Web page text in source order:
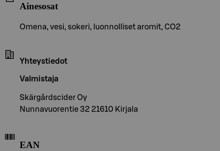
Ainesosat
Omena, vesi, sokeri, luonnolliset aromit, CO2
Yhteystiedot
Valmistaja
Skärgårdscider Oy
Nunnavuorentie 32 21610 Kirjala
EAN